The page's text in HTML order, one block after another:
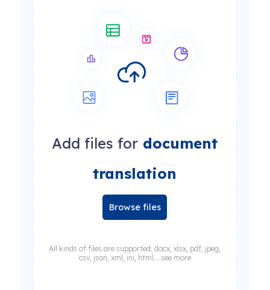
Add files for document
translation
Browse files
All kinds of files are supported: docx, xlsx, pdf, jpeg,
csv, json, xml, ini, html... see more